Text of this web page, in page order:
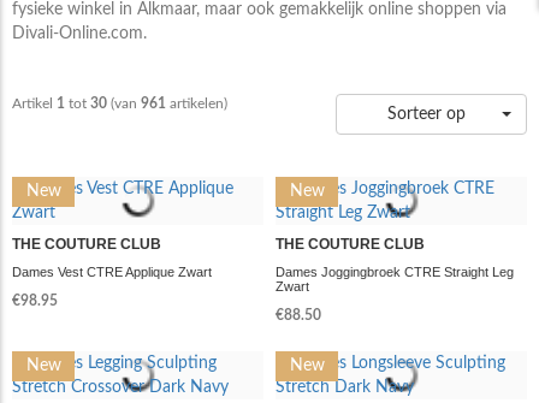
fysieke winkel in Alkmaar, maar ook gemakkelijk online shoppen via
Divali-Online.com.
Artikel 1 tot 30 (van 961 artikelen)
Sorteer op
New
THE COUTURE CLUB
Dames Vest CTRE Applique Zwart
€98.95
New
THE COUTURE CLUB
Dames Joggingbroek CTRE Straight Leg
Zwart
€88.50
New New